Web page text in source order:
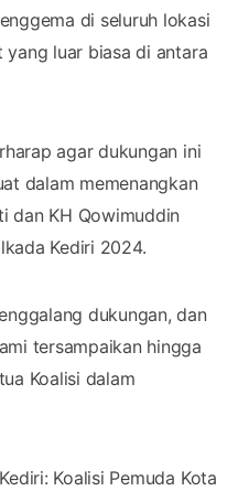
di seluruh lokasi
luar biasa di antara
agar dukungan ini
dalam memenangkan
dan KH Qowimuddin
Kediri 2024.
dukungan, dan
tersampaikan hingga
Koalisi dalam
Koalisi Pemuda Kota